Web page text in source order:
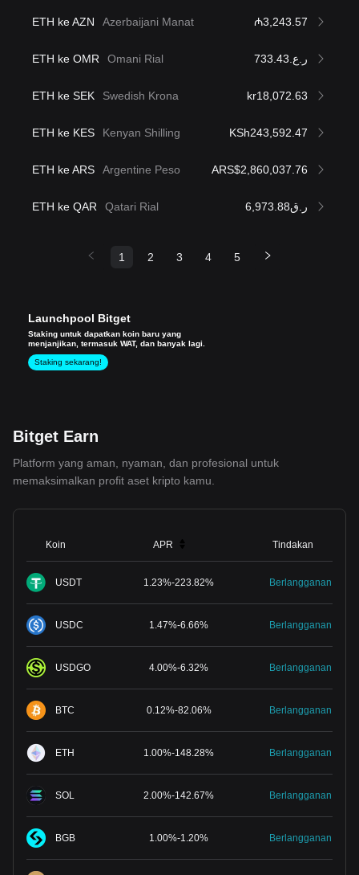
ETH ke AZN Azerbaijani Manat ₼3,243.57
ETH ke OMR Omani Rial ر.ع.733.43
ETH ke SEK Swedish Krona kr18,072.63
ETH ke KES Kenyan Shilling KSh243,592.47
ETH ke ARS Argentine Peso ARS$2,860,037.76
ETH ke QAR Qatari Rial ر.ق6,973.88
1 2 3 4 5
Launchpool Bitget
Staking untuk dapatkan koin baru yang
menjanjikan, termasuk WAT, dan banyak lagi.
Staking sekarang!
Bitget Earn
Platform yang aman, nyaman, dan profesional untuk
memaksimalkan profit aset kripto kamu.
Koin APR Tindakan
USDT 1.23%-223.82% Berlangganan
USDC 1.47%-6.66% Berlangganan
USDGO 4.00%-6.32% Berlangganan
BTC 0.12%-82.06% Berlangganan
ETH 1.00%-148.28% Berlangganan
SOL 2.00%-142.67% Berlangganan
BGB 1.00%-1.20% Berlangganan